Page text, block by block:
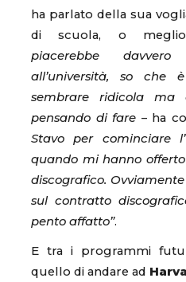
ha parlato della sua
di scuola, o meglio
piacerebbe
all’università, so
sembrare ridicola
pensando di fare – ha
Stavo per cominciare
quando mi hanno
discografico.
sul contratto
pento affatto”.
E tra i programmi
quello di andare ad